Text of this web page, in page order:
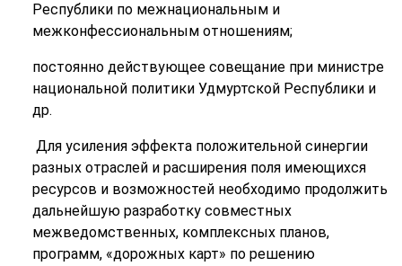
Республики по межнациональным и
межконфессиональным отношениям;
постоянно действующее совещание при министре
национальной политики Удмуртской Республики и
др.
Для усиления эффекта положительной синергии
разных отраслей и расширения поля имеющихся
ресурсов и возможностей необходимо продолжить
дальнейшую разработку совместных
межведомственных, комплексных планов,
программ, «дорожных карт» по решению